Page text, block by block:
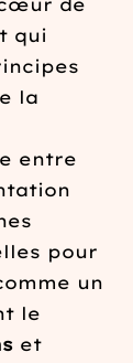
de
qui
la
entre
pour
un
le
et